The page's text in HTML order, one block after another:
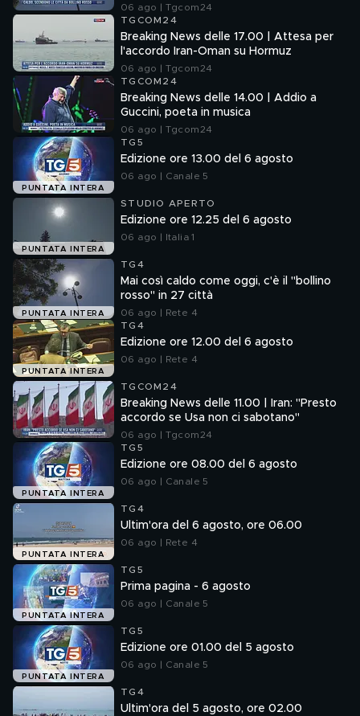
06 ago | Tgcom24
TGCOM24
Breaking News delle 17.00 | Attesa per
l'accordo Iran-Oman su Hormuz
06 ago | Tgcom24
TGCOM24
Breaking News delle 14.00 | Addio a
Guccini, poeta in musica
06 ago | Tgcom24
PUNTATA INTERA
TG5
Edizione ore 13.00 del 6 agosto
06 ago | Canale 5
PUNTATA INTERA
STUDIO APERTO
Edizione ore 12.25 del 6 agosto
06 ago | Italia 1
PUNTATA INTERA
TG4
Mai così caldo come oggi, c'è il "bollino
rosso" in 27 città
06 ago | Rete 4
PUNTATA INTERA
TG4
Edizione ore 12.00 del 6 agosto
06 ago | Rete 4
TGCOM24
Breaking News delle 11.00 | Iran: "Presto
accordo se Usa non ci sabotano"
06 ago | Tgcom24
PUNTATA INTERA
TG5
Edizione ore 08.00 del 6 agosto
06 ago | Canale 5
PUNTATA INTERA
TG4
Ultim'ora del 6 agosto, ore 06.00
06 ago | Rete 4
PUNTATA INTERA
TG5
Prima pagina - 6 agosto
06 ago | Canale 5
PUNTATA INTERA
TG5
Edizione ore 01.00 del 5 agosto
06 ago | Canale 5
TG4
Ultim'ora del 5 agosto, ore 02.00